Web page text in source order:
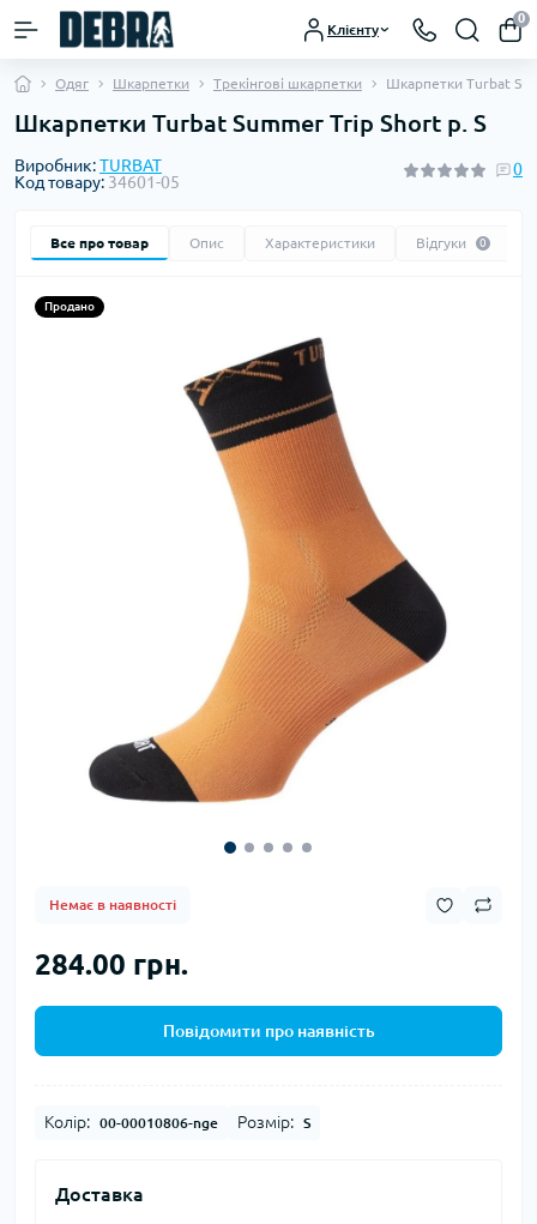
Клієнту
0
Одяг Шкарпетки Трекінгові шкарпетки Шкарпетки Turbat
Шкарпетки Turbat Summer Trip Short р. S
Виробник:TURBAT
Код товару: 34601-05
0
Все про товар Опис Характеристики Відгуки 0
Продано
Немає в наявності
284.00 грн.
Повідомити про наявність
Колір: 00-00010806-nge Розмір: S
Доставка